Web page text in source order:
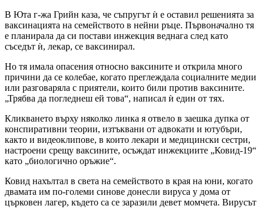
В Юта г-жа Грийн каза, че съпругът ѝ е оставил решенията за
ваксинацията на семейството в нейни ръце. Първоначално тя
е планирала да си постави инжекция веднага след като
съседът ѝ, лекар, се ваксинирал.
Но тя имала опасения относно ваксините и открила много
причини да се колебае, когато преглеждала социалните медии
или разговаряла с приятели, които били против ваксините.
„Трябва да погледнеш ей това“, написал ѝ един от тях.
Кликването върху няколко линка я отвело в заешка дупка от
конспиративни теории, изтъквани от адвокати и ютубъри,
както и видеоклипове, в които лекари и медицински сестри,
настроени срещу ваксините, осъждат инжекциите „Ковид-19“
като „биологично оръжие“.
Ковид нахълтал в света на семейството в края на юни, когато
двамата им по-големи синове донесли вируса у дома от
църковен лагер, където са се заразили девет момчета. Вирусът